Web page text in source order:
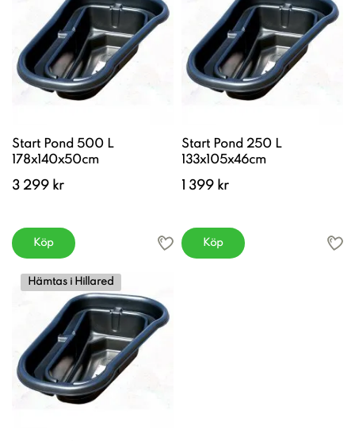
Start Pond 500 L
178x140x50cm
3 299 kr
Köp
Start Pond 250 L
133x105x46cm
1 399 kr
Köp
Hämtas i Hillared